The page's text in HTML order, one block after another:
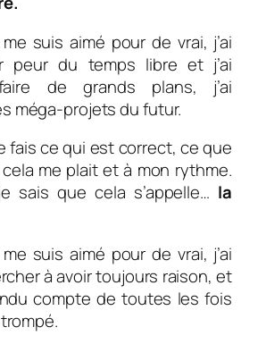
suis aimé pour de vrai, j’ai
peur du temps libre et j’ai
de grands plans, j’ai
méga-projets du futur.
fais ce qui est correct, ce que
cela me plait et à mon rythme.
sais que cela s’appelle… la
suis aimé pour de vrai, j’ai
à avoir toujours raison, et
compte de toutes les fois